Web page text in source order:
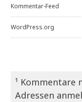
Kommentar-Feed
WordPress.org
¹
Adressen